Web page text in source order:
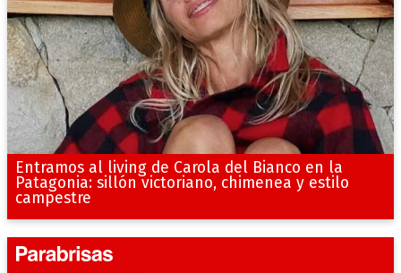
Entramos al living de Carola del Bianco en la
Patagonia: sillón victoriano, chimenea y estilo
campestre